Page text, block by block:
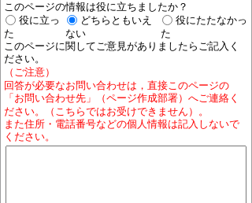
このページの情報は役に立ちましたか？
役に立っ
た
どちらともいえ
ない
役にたたなかっ
た
このページに関してご意見がありましたらご記入く
ださい。
（ご注意）
回答が必要なお問い合わせは，直接このページの
「お問い合わせ先」（ページ作成部署）へご連絡く
ださい。（こちらではお受けできません）。
また住所・電話番号などの個人情報は記入しないで
ください。